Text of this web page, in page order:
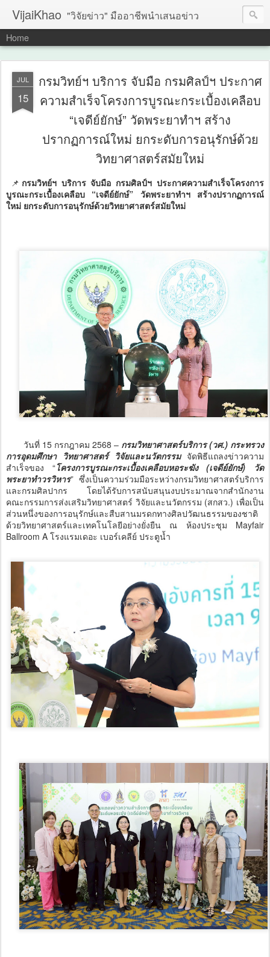
VijaiKhao "วิจัยข่าว" มืออาชีพนำเสนอข่าว
Home
JUL
15
กรมวิทย์ฯ บริการ จับมือ กรมศิลป์ฯ ประกาศ
ความสำเร็จโครงการบูรณะกระเบื้องเคลือบ
“เจดีย์ยักษ์” วัดพระยาทำฯ สร้าง
ปรากฏการณ์ใหม่ ยกระดับการอนุรักษ์ด้วย
วิทยาศาสตร์สมัยใหม่
📌 กรมวิทย์ฯ บริการ จับมือ กรมศิลป์ฯ ประกาศความสำเร็จโครงการ
บูรณะกระเบื้องเคลือบ “เจดีย์ยักษ์” วัดพระยาทำฯ สร้างปรากฏการณ์
ใหม่ ยกระดับการอนุรักษ์ด้วยวิทยาศาสตร์สมัยใหม่
วันที่ 15 กรกฎาคม 2568 – กรมวิทยาศาสตร์บริการ (วศ.) กระทรวง
การอุดมศึกษา วิทยาศาสตร์ วิจัยและนวัตกรรม จัดพิธีแถลงข่าวความ
สำเร็จของ “โครงการบูรณะกระเบื้องเคลือบหอระฆัง (เจดีย์ยักษ์) วัด
พระยาทำวรวิหาร” ซึ่งเป็นความร่วมมือระหว่างกรมวิทยาศาสตร์บริการ
และกรมศิลปากร โดยได้รับการสนับสนุนงบประมาณจากสำนักงาน
คณะกรรมการส่งเสริมวิทยาศาสตร์ วิจัยและนวัตกรรม (สกสว.) เพื่อเป็น
ส่วนหนึ่งของการอนุรักษ์และสืบสานมรดกทางศิลปวัฒนธรรมของชาติ
ด้วยวิทยาศาสตร์และเทคโนโลยีอย่างยั่งยืน ณ ห้องประชุม Mayfair
Ballroom A โรงแรมเดอะ เบอร์เคลีย์ ประตูน้ำ